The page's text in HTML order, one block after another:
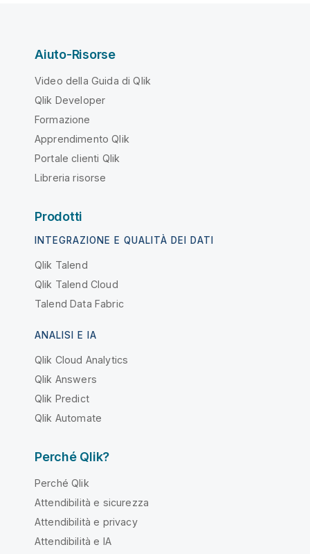
Aiuto-Risorse
Video della Guida di Qlik
Qlik Developer
Formazione
Apprendimento Qlik
Portale clienti Qlik
Libreria risorse
Prodotti
INTEGRAZIONE E QUALITÀ DEI DATI
Qlik Talend
Qlik Talend Cloud
Talend Data Fabric
ANALISI E IA
Qlik Cloud Analytics
Qlik Answers
Qlik Predict
Qlik Automate
Perché Qlik?
Perché Qlik
Attendibilità e sicurezza
Attendibilità e privacy
Attendibilità e IA